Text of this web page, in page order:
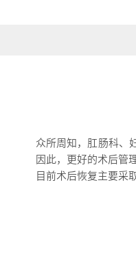
众所周知，肛肠科、
因此，更好的术后管
目前术后恢复主要采